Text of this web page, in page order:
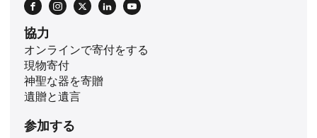
協力
オンラインで寄付をする
現物寄付
神聖な器を寄贈
遺贈と遺言
参加する